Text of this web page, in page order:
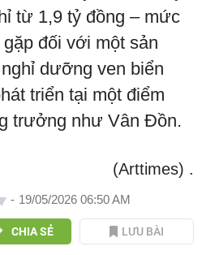
từ 1,9 tỷ đồng – mức
đối với một sản
dưỡng ven biển
triển tại một điểm
trưởng như Vân Đồn.
(Arttimes) .
- 19/05/2026 06:50 AM
CHIA SẺ LƯU BÀI